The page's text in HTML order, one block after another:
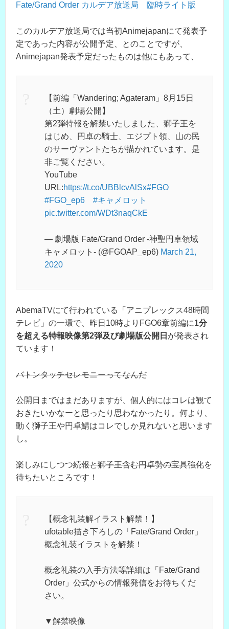
Fate/Grand Order カルデア放送局 臨時ライト版
このカルデア放送局では当初Animejapanにて発表予
定であった内容が公開予定、とのことですが、
Animejapan発表予定だったものは他にもあって、
【前編「Wandering; Agateram」8月15日
（土）劇場公開】
第2弾特報を解禁いたしました、獅子王を
はじめ、円卓の騎士、エジプト領、山の民
のサーヴァントたちが描かれています。是
非ご覧ください。
YouTube
URL:https://t.co/UBBlcvAlSx#FGO
#FGO_ep6
#キャメロット
pic.twitter.com/WDt3naqCkE
— 劇場版 Fate/Grand Order -神聖円卓領域
キャメロット- (@FGOAP_ep6) March 21,
2020
AbemaTVにて行われている「アニプレックス48時間
テレビ」の一環で、昨日10時よりFGO6章前編に1分
を超える特報映像第2弾及び劇場版公開日 が発表され
ています！
バトンタッチセレモニーってなんだ
公開日まではまだありますが、個人的にはコレは観て
おきたいかなーと思ったり思わなかったり。何より、
動く獅子王や円卓鯖はコレでしか見れないと思います
し。
楽しみにしつつ続報と獅子王含む円卓勢の宝具強化を
待ちたいところです！
【概念礼装解イラスト解禁！】
ufotable描き下ろしの「Fate/Grand Order」
概念礼装イラストを解禁！
概念礼装の入手方法等詳細は「Fate/Grand
Order」公式からの情報発信をお待ちくだ
さい。
▼解禁映像